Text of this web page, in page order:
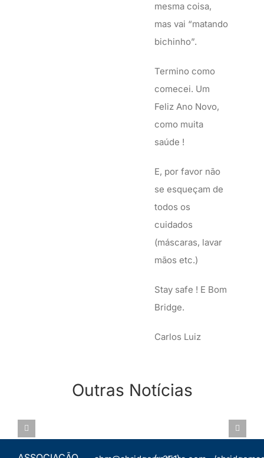
mesma coisa,
mas vai “matando
bichinho”.
Termino como
comecei. Um
Feliz Ano Novo,
como muita
saúde !
E, por favor não
se esqueçam de
todos os
cuidados
(máscaras, lavar
mãos etc.)
Stay safe ! E Bom
Bridge.
Carlos Luiz
Outras Notícias
REGIONAL
ETAPA 1 –
CAMPEONATO
GERAL
19.OUT.2022